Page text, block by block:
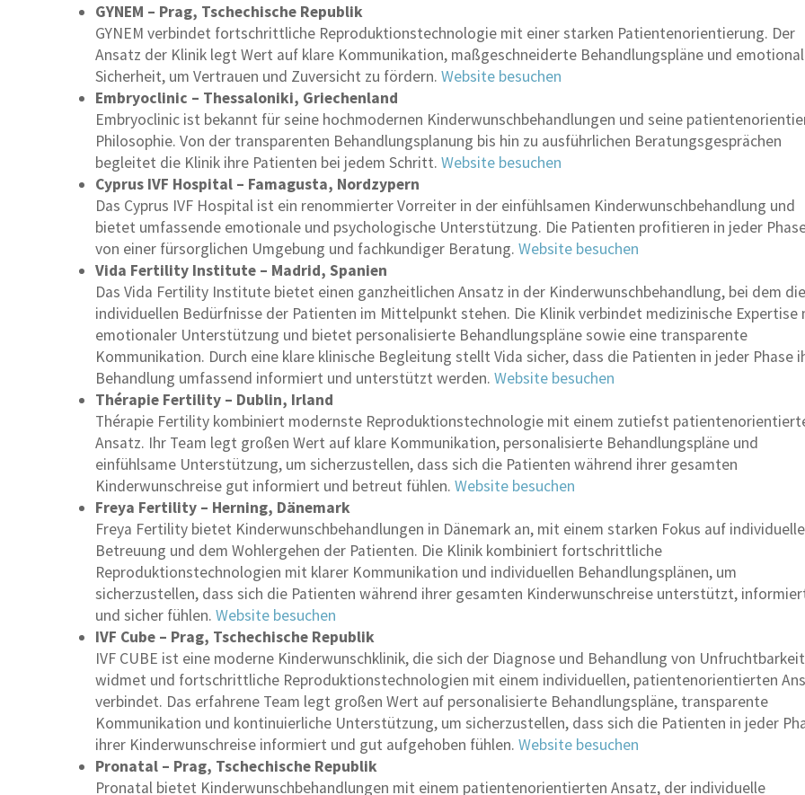
GYNEM – Prag, Tschechische Republik
GYNEM verbindet fortschrittliche Reproduktionstechnologie mit einer starken Patientenorientierung. Der
Ansatz der Klinik legt Wert auf klare Kommunikation, maßgeschneiderte Behandlungspläne und
Sicherheit, um Vertrauen und Zuversicht zu fördern.Website besuchen
Embryoclinic – Thessaloniki, Griechenland
Embryoclinic ist bekannt für seine hochmodernen Kinderwunschbehandlungen und seine
Philosophie. Von der transparenten Behandlungsplanung bis hin zu ausführlichen Beratungsgesprächen
begleitet die Klinik ihre Patienten bei jedem Schritt.Website besuchen
Cyprus IVF Hospital – Famagusta, Nordzypern
Das Cyprus IVF Hospital ist ein renommierter Vorreiter in der einfühlsamen Kinderwunschbehandlung und
bietet umfassende emotionale und psychologische Unterstützung. Die Patienten profitieren in jeder
von einer fürsorglichen Umgebung und fachkundiger Beratung.Website besuchen
Vida Fertility Institute – Madrid, Spanien
Das Vida Fertility Institute bietet einen ganzheitlichen Ansatz in der Kinderwunschbehandlung, bei dem die
individuellen Bedürfnisse der Patienten im Mittelpunkt stehen. Die Klinik verbindet medizinische Expertise
emotionaler Unterstützung und bietet personalisierte Behandlungspläne sowie eine transparente
Kommunikation. Durch eine klare klinische Begleitung stellt Vida sicher, dass die Patienten in jeder Phase
Behandlung umfassend informiert und unterstützt werden.Website besuchen
Thérapie Fertility – Dublin, Irland
Thérapie Fertility kombiniert modernste Reproduktionstechnologie mit einem zutiefst
Ansatz. Ihr Team legt großen Wert auf klare Kommunikation, personalisierte Behandlungspläne und
einfühlsame Unterstützung, um sicherzustellen, dass sich die Patienten während ihrer gesamten
Kinderwunschreise gut informiert und betreut fühlen.Website besuchen
Freya Fertility – Herning, Dänemark
Freya Fertility bietet Kinderwunschbehandlungen in Dänemark an, mit einem starken Fokus auf
Betreuung und dem Wohlergehen der Patienten. Die Klinik kombiniert fortschrittliche
Reproduktionstechnologien mit klarer Kommunikation und individuellen Behandlungsplänen, um
sicherzustellen, dass sich die Patienten während ihrer gesamten Kinderwunschreise unterstützt,
und sicher fühlen.Website besuchen
IVF Cube – Prag, Tschechische Republik
IVF CUBE ist eine moderne Kinderwunschklinik, die sich der Diagnose und Behandlung von Unfruchtbarkeit
widmet und fortschrittliche Reproduktionstechnologien mit einem individuellen, patientenorientierten
verbindet. Das erfahrene Team legt großen Wert auf personalisierte Behandlungspläne, transparente
Kommunikation und kontinuierliche Unterstützung, um sicherzustellen, dass sich die Patienten in jeder
ihrer Kinderwunschreise informiert und gut aufgehoben fühlen.Website besuchen
Pronatal – Prag, Tschechische Republik
Pronatal bietet Kinderwunschbehandlungen mit einem patientenorientierten Ansatz, der individuelle